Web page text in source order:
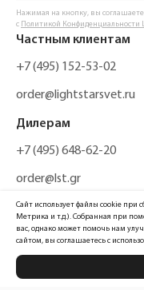
Нажимая на кнопку, вы
с Политикой Конфиденциальности
Частным клиентам
+7 (495) 152-53-02
order@lightstarsvet.ru
Дилерам
+7 (495) 648-62-20
order@lst.gr
Политика
Сайт использует файлы cookie при
Метрика и т.д.). Собранная при
вас, однако может помочь нам
сайтом, вы соглашаетесь с